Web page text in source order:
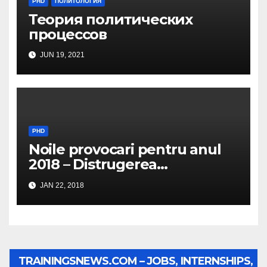
Теория политических
процессов
JUN 19, 2021
PHD
Noile provocari pentru anul
2018 – Distrugerea
structurilor EUro-Atlanti…
JAN 22, 2018
TRAININGSNEWS.COM – JOBS, INTERNSHIPS,